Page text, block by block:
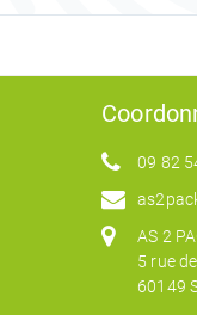
09 82
AS 2
5 rue
60149